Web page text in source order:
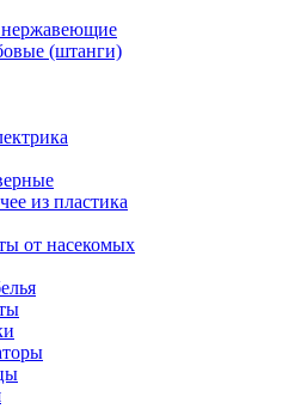
(штанги)
из пластика
от насекомых